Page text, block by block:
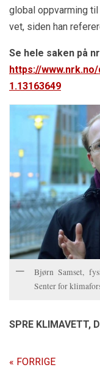
global oppvarming til
vet, siden han
Se hele saken på
https://
1.13163649
Bjørn Samset,
Senter for
SPRE KLIMAVETT,
« FORRIGE